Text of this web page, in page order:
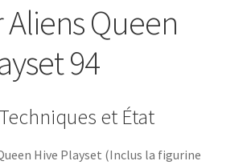
Queen
94
et État
Hive Playset (Inclus la figurine